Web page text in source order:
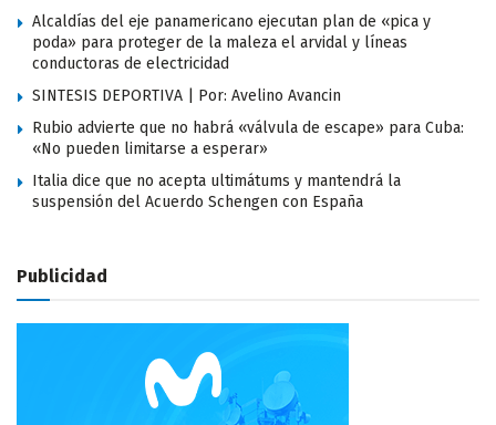
Alcaldías del eje panamericano ejecutan plan de «pica y
poda» para proteger de la maleza el arvidal y líneas
conductoras de electricidad
SINTESIS DEPORTIVA | Por: Avelino Avancin
Rubio advierte que no habrá «válvula de escape» para Cuba:
«No pueden limitarse a esperar»
Italia dice que no acepta ultimátums y mantendrá la
suspensión del Acuerdo Schengen con España
Publicidad